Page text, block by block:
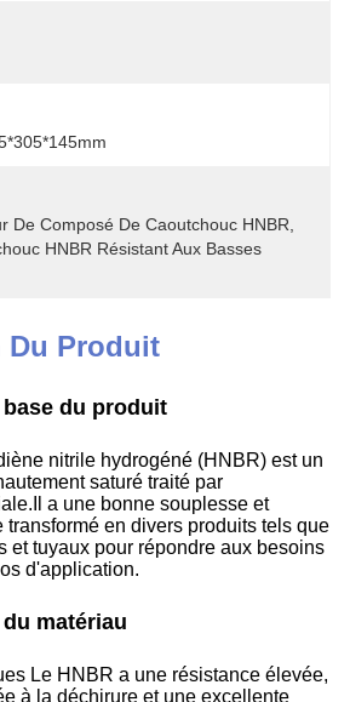
De Composé De Caoutchouc HNBR
HNBR Résistant Aux Basses
Du Produit
du produit
nitrile hydrogéné (HNBR) est un
saturé traité par
a une bonne souplesse et
transformé en divers produits tels que
et tuyaux pour répondre aux besoins
d'application.
matériau
Le HNBR a une résistance élevée,
à la déchirure et une excellente